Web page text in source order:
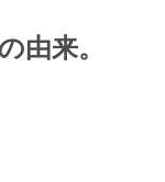
由来。